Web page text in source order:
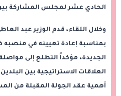
الحادي عشر لمجلس المشاركة بين
وخلال اللقاء، قدم الوزير عبد
بمناسبة إعادة تعيينه في منصبه
الجديدة، مؤكداً التطلع إلى
العلاقات الاستراتيجية بين
أهمية عقد الجولة المقبلة من